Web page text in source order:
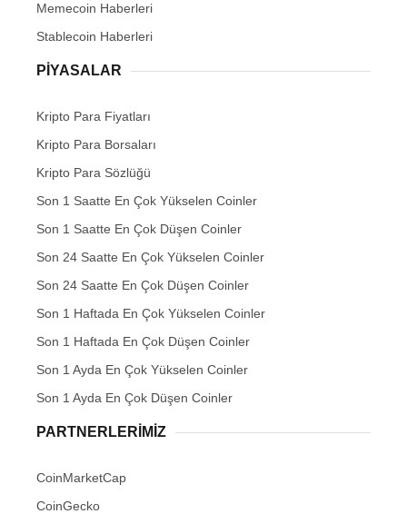
Memecoin Haberleri
Stablecoin Haberleri
PIYASALAR
Kripto Para Fiyatları
Kripto Para Borsaları
Kripto Para Sözlüğü
Son 1 Saatte En Çok Yükselen Coinler
Son 1 Saatte En Çok Düşen Coinler
Son 24 Saatte En Çok Yükselen Coinler
Son 24 Saatte En Çok Düşen Coinler
Son 1 Haftada En Çok Yükselen Coinler
Son 1 Haftada En Çok Düşen Coinler
Son 1 Ayda En Çok Yükselen Coinler
Son 1 Ayda En Çok Düşen Coinler
PARTNERLERIMIZ
CoinMarketCap
CoinGecko